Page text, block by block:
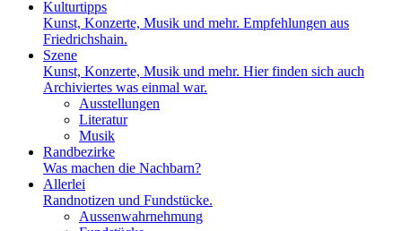
Kulturtipps
Kunst, Konzerte, Musik und mehr. Empfehlungen aus
Friedrichshain.
Szene
Kunst, Konzerte, Musik und mehr. Hier finden sich auch
Archiviertes was einmal war.
Ausstellungen
Literatur
Musik
Randbezirke
Was machen die Nachbarn?
Allerlei
Randnotizen und Fundstücke.
Aussenwahrnehmung